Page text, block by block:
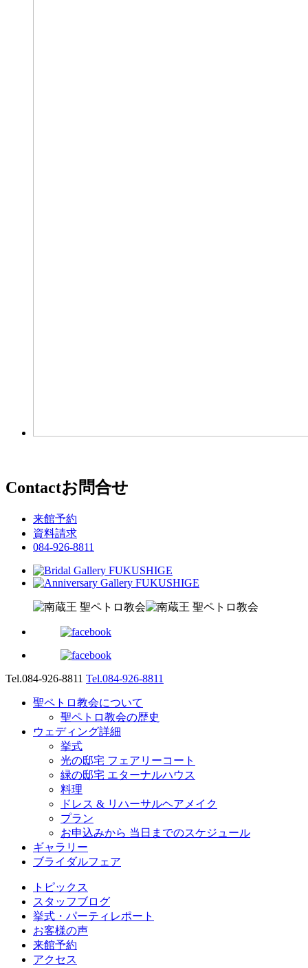
Contactお問合せ
来館予約
資料請求
084-926-8811
Tel.084-926-8811 Tel.084-926-8811
聖ペトロ教会について
聖ペトロ教会の歴史
ウェディング詳細
挙式
光の邸宅 フェアリーコート
緑の邸宅 エターナルハウス
料理
ドレス & リハーサルヘアメイク
プラン
お申込みから 当日までのスケジュール
ギャラリー
ブライダルフェア
トピックス
スタッフブログ
挙式・パーティレポート
お客様の声
来館予約
アクセス